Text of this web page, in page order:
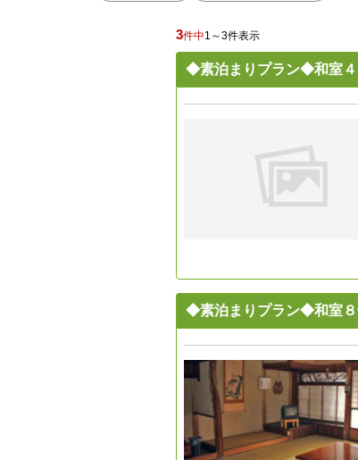
3件中1～3件表示
◆素泊まりプラン◆和室４
◆素泊まりプラン◆和室８